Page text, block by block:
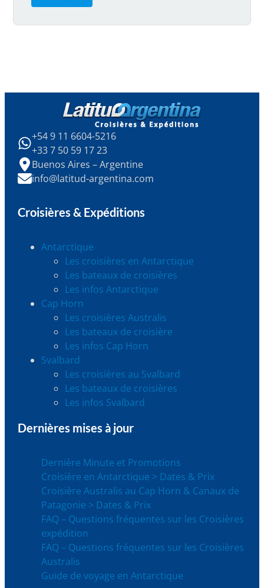
+54 9 11 6604-5216
+33 7 50 59 17 23
Buenos Aires – Argentine
info@latitud-argentina.com
Croisières & Expéditions
Antarctique
Les croisières en Antarctique
Les bateaux de croisières
Les infos Antarctique
Cap Horn
Les croisières Australis
Les bateaux de croisière
Les infos Cap Horn
Svalbard
Les croisières au Svalbard
Les bateaux de croisières
Les infos Svalbard
Dernières mises à jour
Dernière Minute et Promotions
Croisière en Antarctique > Dates & Prix
Croisière Australis au Cap Horn & Canaux de
Patagonie > Dates & Prix
FAQ – Questions fréquentes sur les Croisières
expédition
FAQ – Questions fréquentes sur les Croisières
Australis
Guide de voyage en Antarctique